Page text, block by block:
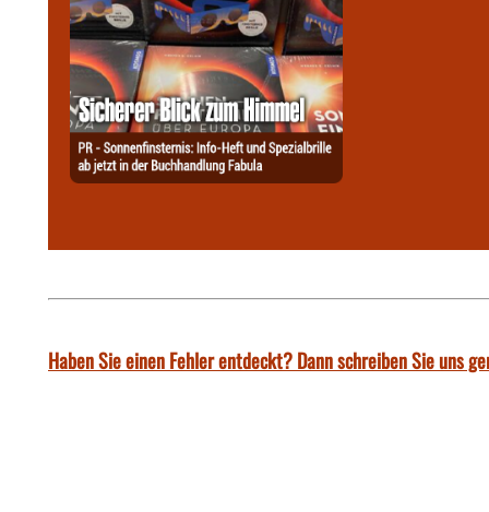
Haben Sie einen Fehler entdeckt? Dann schreiben Sie uns